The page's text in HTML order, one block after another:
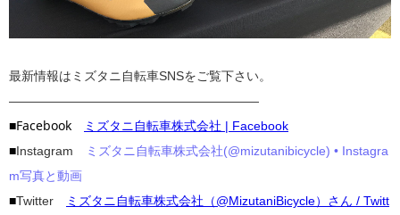
最新情報はミズタニ自転車SNSをご覧下さい。
————————————————————
■Facebook ミズタニ自転車株式会社 | Facebook
■Instagram
ミズタニ自転車株式会社(@mizutanibicycle) • Instagra
m写真と動画
■Twitter
ミズタニ自転車株式会社（@MizutaniBicycle）さん / Twitt